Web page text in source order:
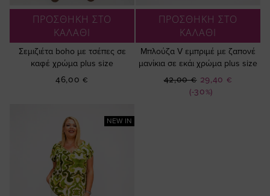
ΠΡΟΣΘΗΚΗ ΣΤΟ
ΚΑΛΑΘΙ
Σεμιζιέτα boho με τσέπες σε
καφέ χρώμα plus size
46,00 €
ΠΡΟΣΘΗΚΗ ΣΤΟ
ΚΑΛΑΘΙ
Μπλούζα V εμπριμέ με ζαπονέ
μανίκια σε εκάι χρώμα plus size
(-30%)
Ειδική
Τιμή
29,40 €
42,00 €
NEW IN